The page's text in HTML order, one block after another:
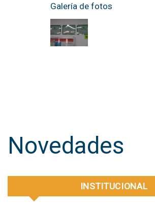
Galería de fotos
Novedades
INSTITUCIONAL